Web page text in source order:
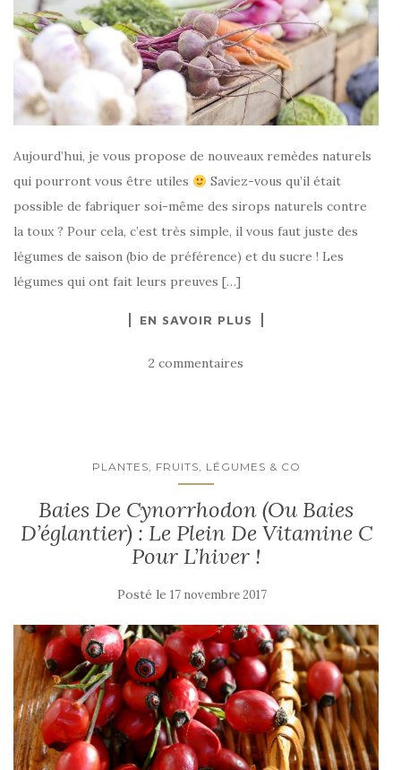
Aujourd’hui, je vous propose de nouveaux remèdes naturels
qui pourront vous être utiles
Saviez-vous qu’il était
possible de fabriquer soi-même des sirops naturels contre
la toux ? Pour cela, c’est très simple, il vous faut juste des
légumes de saison (bio de préférence) et du sucre ! Les
légumes qui ont fait leurs preuves […]
EN SAVOIR PLUS
2 commentaires
PLANTES, FRUITS, LÉGUMES & CO
Baies De Cynorrhodon (ou Baies
D’églantier) : Le Plein De Vitamine C
Pour L’hiver !
Posté le 17 novembre 2017